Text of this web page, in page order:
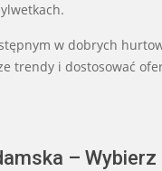
w dobrych
trendy i dostosować
–